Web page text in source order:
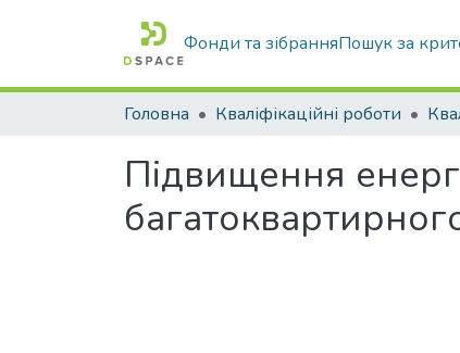
Фонди та зібранняПошук за
Головна Кваліфікаційні роботи
Підвищення